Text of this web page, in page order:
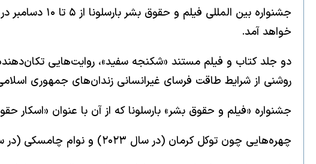
جشنواره بین
خواهد آمد.
دو جلد کتاب و فیلم مستند «شکنجه سفید»، روایت‌هایی
روشنی از شرایط طاقت فرسای غیرانسانی زندان‌های جمهوری
جشنواره «فیلم و حقوق بشر» بارسلونا که از آن با عنوان
چهره‌هایی چون توکل کرمان (در سال ۲۰۲۳) و نوام چامسکی (در سال ۲۰۲۲) پیش‌تر مهمان این رویداد بوده‌اند.